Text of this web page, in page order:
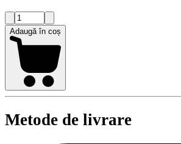
Adaugă în coș
Metode de livrare